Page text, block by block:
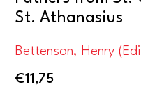
St. Athanasius
Bettenson, Henry
€11,75